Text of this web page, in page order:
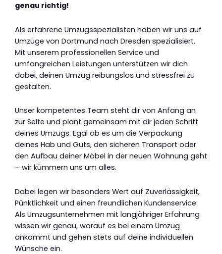
genau richtig!
Als erfahrene Umzugsspezialisten haben wir uns auf
Umzüge von Dortmund nach Dresden spezialisiert.
Mit unserem professionellen Service und
umfangreichen Leistungen unterstützen wir dich
dabei, deinen Umzug reibungslos und stressfrei zu
gestalten.
Unser kompetentes Team steht dir von Anfang an
zur Seite und plant gemeinsam mit dir jeden Schritt
deines Umzugs. Egal ob es um die Verpackung
deines Hab und Guts, den sicheren Transport oder
den Aufbau deiner Möbel in der neuen Wohnung geht
– wir kümmern uns um alles.
Dabei legen wir besonders Wert auf Zuverlässigkeit,
Pünktlichkeit und einen freundlichen Kundenservice.
Als Umzugsunternehmen mit langjähriger Erfahrung
wissen wir genau, worauf es bei einem Umzug
ankommt und gehen stets auf deine individuellen
Wünsche ein.